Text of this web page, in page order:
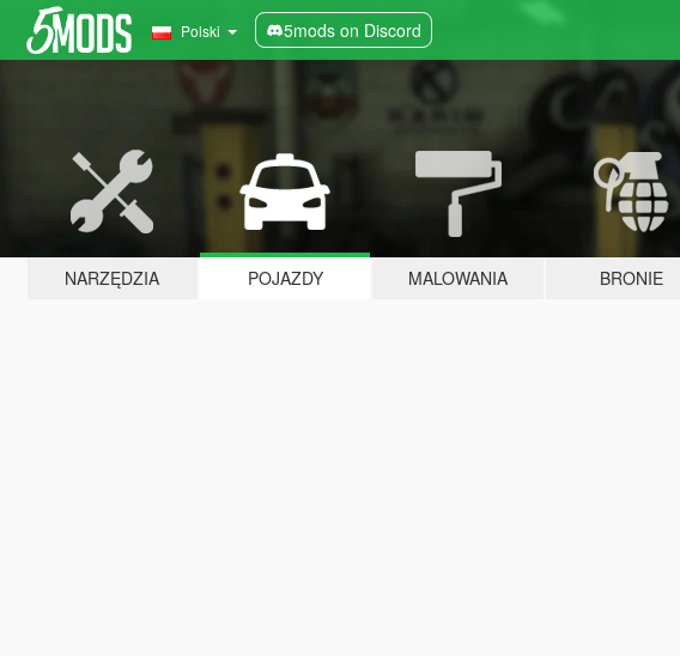
Polski 5mods on Discord
NARZĘDZIA POJAZDY MALOWANIA BRONIE